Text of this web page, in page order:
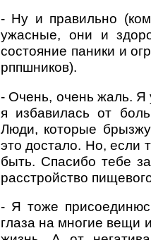
- Ну и правильно
ужасные, они и
состояние паники и
рппшников).
- Очень, очень жаль. Я
я избавилась от
Люди, которые
это достало. Но, если
быть. Спасибо тебе
расстройство
- Я тоже
глаза на многие вещи